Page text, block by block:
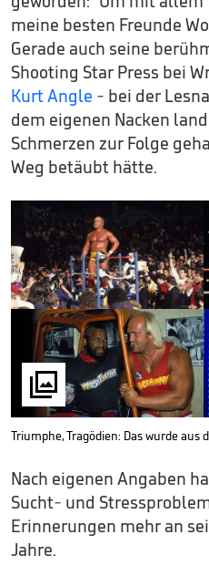
meine besten Freunde
Gerade auch seine
Shooting Star Press bei
Kurt Angle - bei der
dem eigenen Nacken
Schmerzen zur Folge
Weg betäubt hätte.

Triumphe, Tragödien: Das wurde aus
Nach eigenen Angaben
Sucht- und
Erinnerungen mehr an
Jahre.